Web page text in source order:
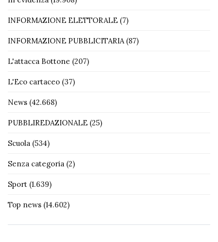
INFORMAZIONE ELETTORALE (7)
INFORMAZIONE PUBBLICITARIA(87)
L'attacca Bottone (207)
L'Eco cartaceo (37)
News (42.668)
PUBBLIREDAZIONALE (25)
Scuola (534)
Senza categoria (2)
Sport (1.639)
Top news (14.602)